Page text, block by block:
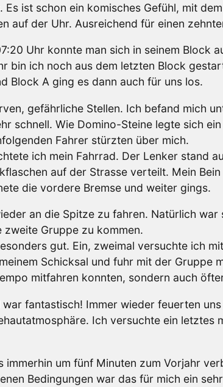
ist schon ein komisches Gefühl, mit
auf der Uhr. Ausreichend für einen
Uhr konnte man sich in seinem Block
bin ich noch aus dem letzten Block
Block A ging es dann auch für uns los.
gefährliche Stellen. Ich befand mich
schnell. Wie Domino-Steine legte sich
Fahrer stürzten über mich.
ich mein Fahrrad. Der Lenker stand
auf der Strasse verteilt. Mein
die vordere Bremse und weiter gings.
an die Spitze zu fahren. Natürlich
Gruppe zu kommen.
gut. Ein, zweimal versuchte ich
Schicksal und fuhr mit der Gruppe
mitfahren konnten, sondern auch
fantastisch! Immer wieder feuerten
Ich versuchte ein letztes
immerhin um fünf Minuten zum Vorjahr
Bedingungen war das für mich ein